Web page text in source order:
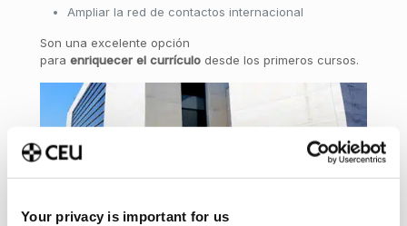
Your privacy is important for us
Ampliar la red de contactos internacional
Son una excelente opción
para enriquecer el currículodesde los primeros cursos.